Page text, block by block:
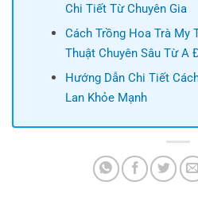
Chi Tiết Từ Chuyên Gia
Cách Trồng Hoa Trà My
Thuật Chuyên Sâu Từ A
Hướng Dẫn Chi Tiết
Lan Khỏe Mạnh